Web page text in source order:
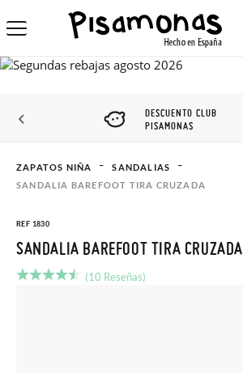
DESCUENTO CLUB
PISAMONAS
ZAPATOS NIÑA
SANDALIAS
SANDALIA BAREFOOT TIRA CRUZADA
REF 1830
SANDALIA BAREFOOT TIRA CRUZADA
(10 Reseñas)